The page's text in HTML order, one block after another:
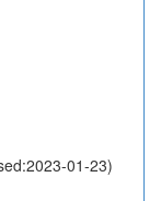
01-23)